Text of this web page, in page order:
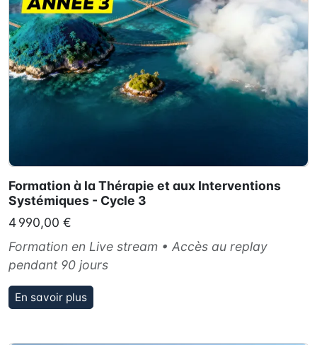
Formation à la Thérapie et aux Interventions
Systémiques - Cycle 3
4 990,00 €
Formation en Live stream • Accès au replay
pendant 90 jours
En savoir plus